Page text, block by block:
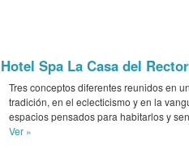
Hotel Spa La Casa del
Tres conceptos diferentes reunidos en
tradición, en el eclecticismo y en la
espacios pensados para habitarlos y
Ver »